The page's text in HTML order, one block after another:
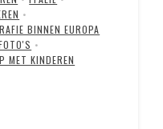
•
BINNEN EUROPA
•
MET KINDEREN